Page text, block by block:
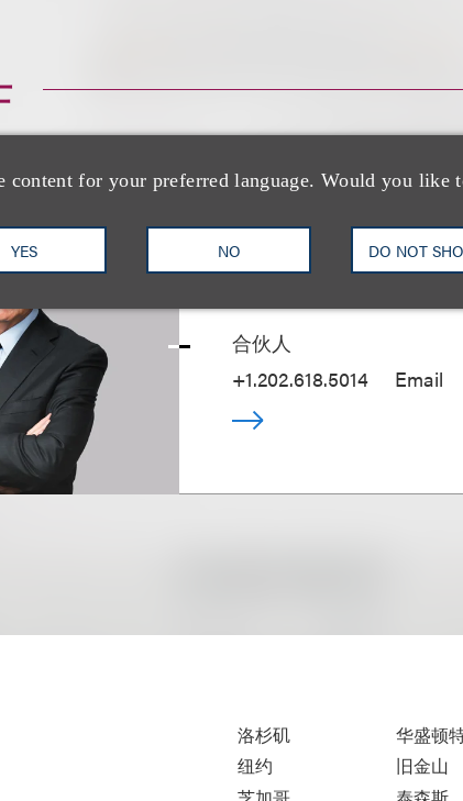
content for your preferred language. Would you like
YES NO DO NOT
Marcus S.
合伙人
+1.202.618.5014
Email
洛杉矶
纽约
华盛顿
旧金山